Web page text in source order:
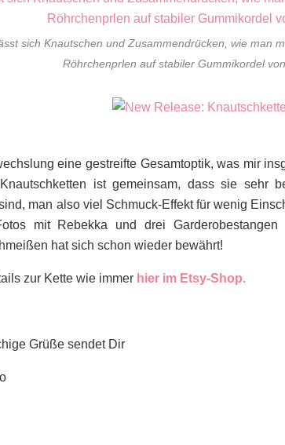
sich Knautschen und Zusammendrücken, wie man
Röhrchenprlen auf stabiler Gummikordel
eine gestreifte Gesamtoptik, was mir
ist gemeinsam, dass sie sehr
man also viel Schmuck-Effekt für wenig
mit Rebekka und drei
hat sich schon wieder bewährt!
zur Kette wie immer hier im Etsy-Shop.
Grüße sendet Dir